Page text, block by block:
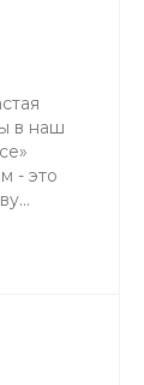
в наш
- это